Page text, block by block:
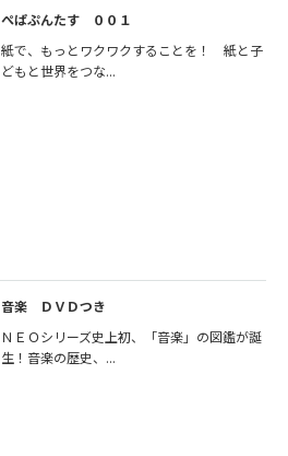
ぺぱぷんたす ００１
紙で、もっとワクワクすることを！ 紙と子
どもと世界をつな...
音楽 ＤＶＤつき
ＮＥＯシリーズ史上初、「音楽」の図鑑が誕
生！音楽の歴史、...